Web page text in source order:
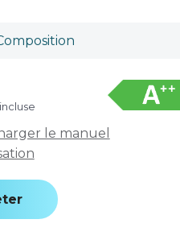
le manuel